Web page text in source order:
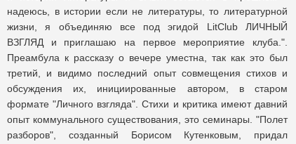
надеюсь, в истории если не литературы, то литературной
жизни, я объединяю все под эгидой LitClub ЛИЧНЫЙ
ВЗГЛЯД и приглашаю на первое мероприятие клуба.".
Преамбула к рассказу о вечере уместна, так как это был
третий, и видимо последний опыт совмещения стихов и
обсуждения их, инициированные автором, в старом
формате "Личного взгляда". Стихи и критика имеют давний
опыт коммунального существования, это семинары. "Полет
разборов", созданный Борисом Кутенковым, придал